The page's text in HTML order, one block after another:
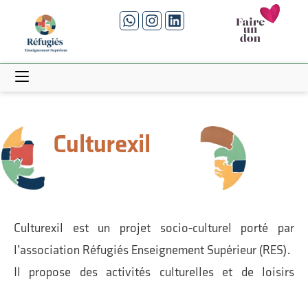
Culturexil
Culturexil est un projet socio-culturel porté par
l’association Réfugiés Enseignement Supérieur (RES).
Il propose des activités culturelles et de loisirs